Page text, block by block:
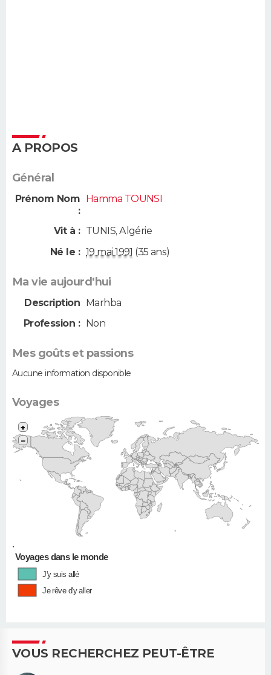
A PROPOS
Général
Prénom Nom
:
Hamma TOUNSI
Vit à : TUNIS,Algérie
Né le : 19 mai 1991 (35 ans)
Ma vie aujourd'hui
Description Marhba
Profession :
Non
Mes goûts et passions
Aucune information disponible
Voyages
•
+
−
Voyages dans le monde
J'y suis allé
Je rêve d'y aller
VOUS RECHERCHEZ PEUT-ÊTRE